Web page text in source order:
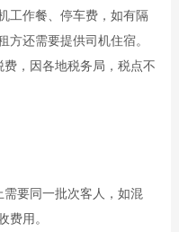
工作餐、停车费，如有隔
方还需要提供司机住宿。
，因各地税务局，税点不
要同一批次客人，如混
费用。